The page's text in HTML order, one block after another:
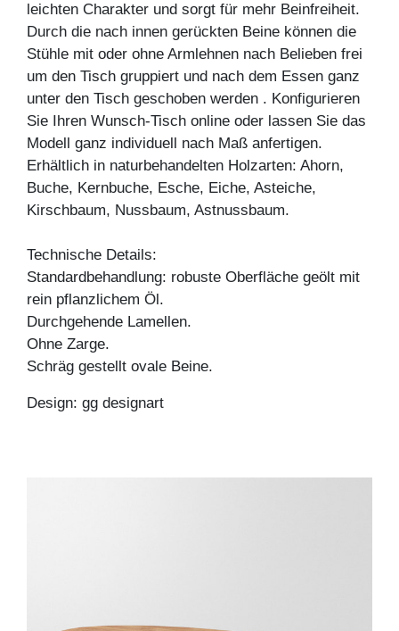
leichten Charakter und sorgt für mehr Beinfreiheit.
Durch die nach innen gerückten Beine können die
Stühle mit oder ohne Armlehnen nach Belieben frei
um den Tisch gruppiert und nach dem Essen ganz
unter den Tisch geschoben werden . Konfigurieren
Sie Ihren Wunsch-Tisch online oder lassen Sie das
Modell ganz individuell nach Maß anfertigen.
Erhältlich in naturbehandelten Holzarten: Ahorn,
Buche, Kernbuche, Esche, Eiche, Asteiche,
Kirschbaum, Nussbaum, Astnussbaum.
Technische Details:
Standardbehandlung: robuste Oberfläche geölt mit
rein pflanzlichem Öl.
Durchgehende Lamellen.
Ohne Zarge.
Schräg gestellt ovale Beine.
Design: gg designart